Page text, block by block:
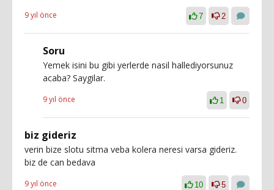
9 yıl önce 7 2
Soru
Yemek isini bu gibi yerlerde nasil hallediyorsunuz
acaba? Saygilar.
9 yıl önce 1 0
biz gideriz
verin bize slotu sitma veba kolera neresi varsa gideriz.
biz de can bedava
9 yıl önce 10 5